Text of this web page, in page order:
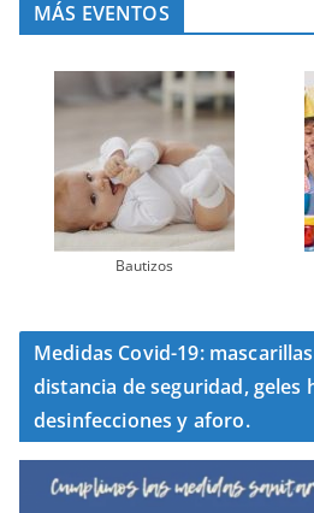
MÁS EVENTOS
Bautizos
Medidas Covid-19:
distancia de seguridad, geles
desinfecciones y aforo.